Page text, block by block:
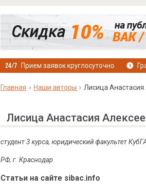
Прием заявок круглосуточно
Главная Наши авторы Лисица Анастасия
Лисица Анастасия
студент 3 курса, юридический факультет
РФ, г. Краснодар
Статьи на сайте sibac.info